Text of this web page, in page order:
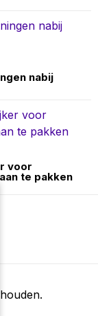
nabij
voor
te pakken